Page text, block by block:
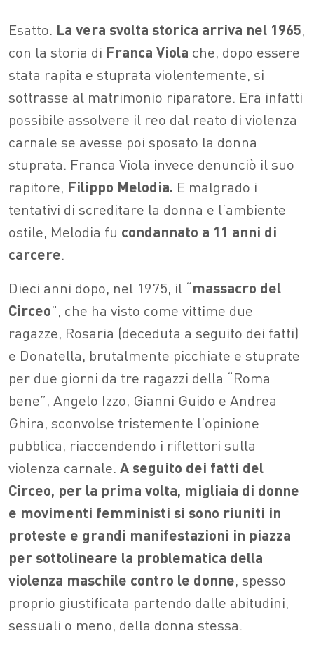
Esatto. La vera svolta storica arriva nel 1965,
con la storia di Franca Viola che, dopo essere
stata rapita e stuprata violentemente, si
sottrasse al matrimonio riparatore. Era infatti
possibile assolvere il reo dal reato di violenza
carnale se avesse poi sposato la donna
stuprata. Franca Viola invece denunciò il suo
rapitore, Filippo Melodia. E malgrado i
tentativi di screditare la donna e l’ambiente
ostile, Melodia fu condannato a 11 anni di
carcere.
Dieci anni dopo, nel 1975, il “massacro del
Circeo”, che ha visto come vittime due
ragazze, Rosaria (deceduta a seguito dei fatti)
e Donatella, brutalmente picchiate e stuprate
per due giorni da tre ragazzi della “Roma
bene”, Angelo Izzo, Gianni Guido e Andrea
Ghira, sconvolse tristemente l’opinione
pubblica, riaccendendo i riflettori sulla
violenza carnale. A seguito dei fatti del
Circeo, per la prima volta, migliaia di donne
e movimenti femministi si sono riuniti in
proteste e grandi manifestazioni in piazza
per sottolineare la problematica della
violenza maschile contro le donne, spesso
proprio giustificata partendo dalle abitudini,
sessuali o meno, della donna stessa.